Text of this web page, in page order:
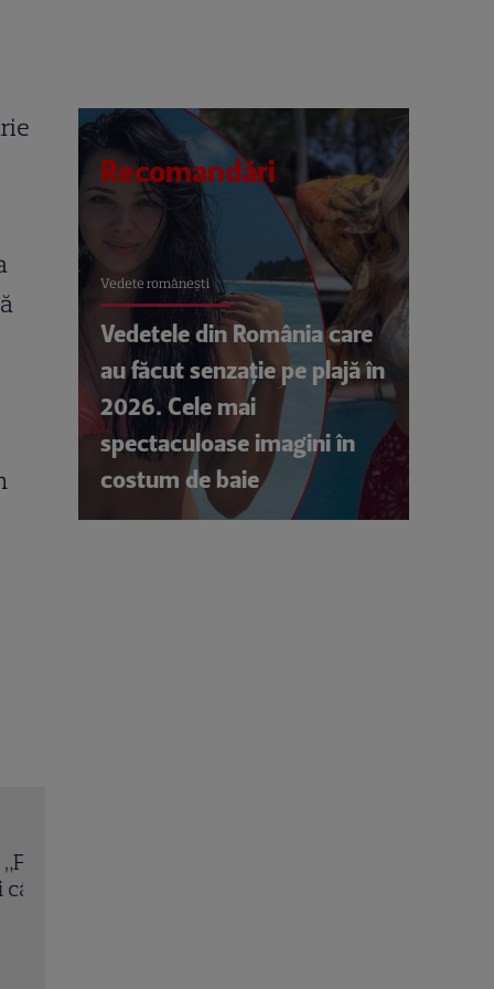
Recomandări
Vedete româneşti
Vedetele din România care
au făcut senzație pe plajă în
2026. Cele mai
spectaculoase imagini în
costum de baie